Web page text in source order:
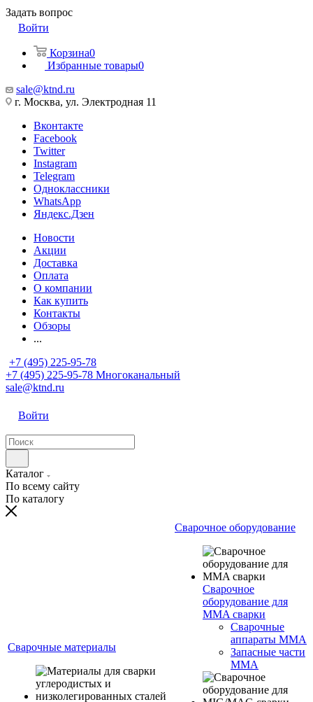
Задать вопрос
Войти
Корзина0
Избранные товары0
sale@ktnd.ru
г. Москва, ул. Электродная 11
Вконтакте
Facebook
Twitter
Instagram
Telegram
Одноклассники
WhatsApp
Яндекс.Дзен
Новости
Акции
Доставка
Оплата
О компании
Как купить
Контакты
Обзоры
...
+7 (495) 225-95-78
+7 (495) 225-95-78 Многоканальный
sale@ktnd.ru
Войти
Каталог
По всему сайту
По каталогу
Сварочные материалы
Сварочное оборудование
Сварочное
оборудование для
MMA сварки
Сварочные
аппараты MMA
Запасные части
MMA